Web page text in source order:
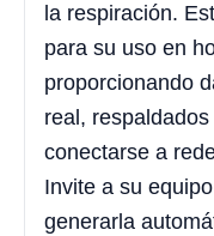
la respiración.
para su uso en
proporcionando
real,
conectarse a
Invite a su
generarla